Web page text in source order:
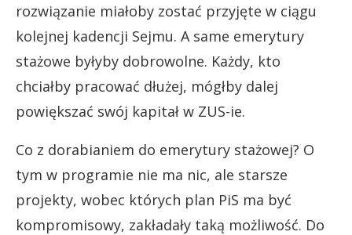
rozwiązanie miałoby zostać przyjęte w ciągu
kolejnej kadencji Sejmu. A same emerytury
stażowe byłyby dobrowolne. Każdy, kto
chciałby pracować dłużej, mógłby dalej
powiększać swój kapitał w ZUS-ie.
Co z dorabianiem do emerytury stażowej? O
tym w programie nie ma nic, ale starsze
projekty, wobec których plan PiS ma być
kompromisowy, zakładały taką możliwość. Do